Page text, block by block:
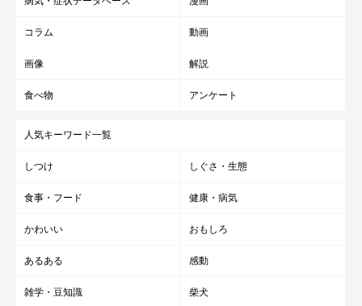
コラム 動画
画像 解説
食べ物 アンケート
人気キーワード一覧
しつけ しぐさ・生態
食事・フード 健康・病気
かわいい おもしろ
あるある 感動
雑学・豆知識 柴犬